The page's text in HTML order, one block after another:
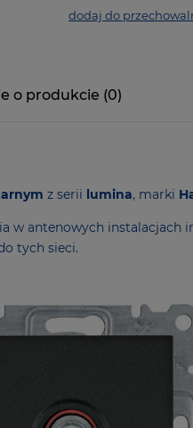
dodaj do
o produkcie (0)
z serii lumina, marki
w antenowych instalacjach
tych sieci.